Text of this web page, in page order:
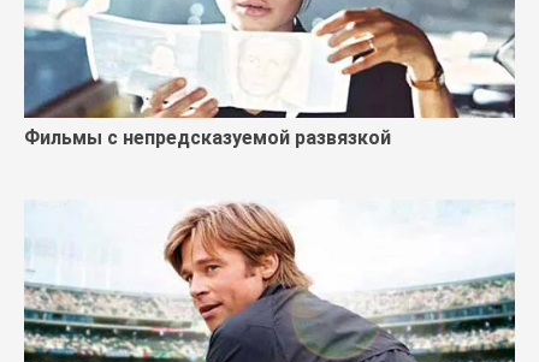
Фильмы с непредсказуемой развязкой